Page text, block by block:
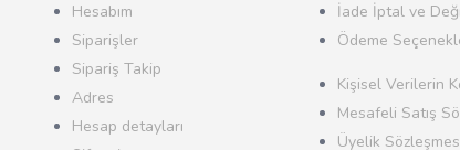
Hesabım
Siparişler
Sipariş Takip
Adres
Hesap detayları
İade İptal ve
Ödeme
Kişisel Verilerin
Mesafeli Satış
Üyelik